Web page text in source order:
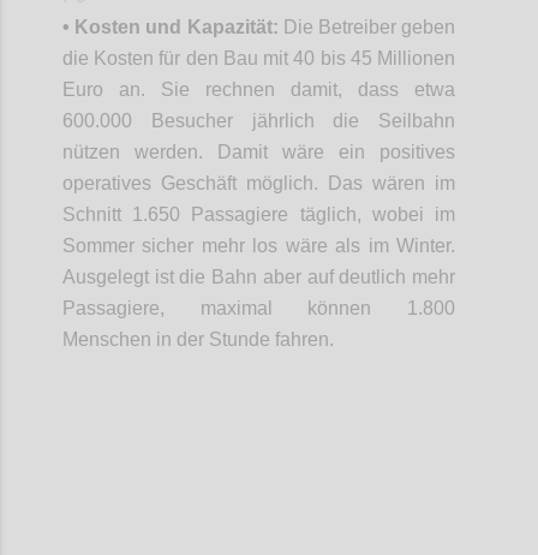
• Kosten und Kapazität: Die Betreiber geben
die Kosten für den Bau mit 40 bis 45 Millionen
Euro an. Sie rechnen damit, dass etwa
600.000 Besucher jährlich die Seilbahn
nützen werden. Damit wäre ein positives
operatives Geschäft möglich. Das wären im
Schnitt 1.650 Passagiere täglich, wobei im
Sommer sicher mehr los wäre als im Winter.
Ausgelegt ist die Bahn aber auf deutlich mehr
Passagiere, maximal können 1.800
Menschen in der Stunde fahren.